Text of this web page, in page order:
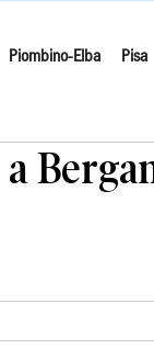
Piombino-Elba Pisa